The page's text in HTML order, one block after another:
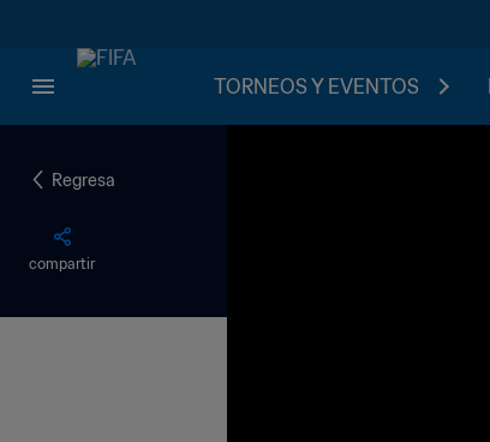
TORNEOS Y EVENTOS
Regresa
compartir